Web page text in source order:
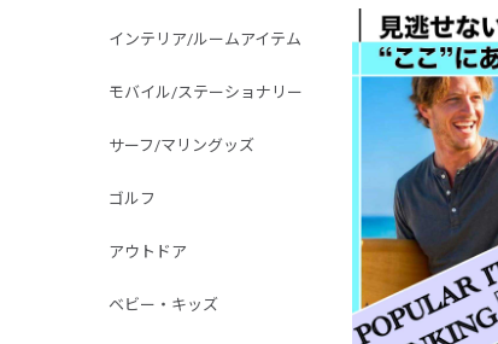
インテリア/ルームアイテム
モバイル/ステーショナリー
サーフ/マリングッズ
ゴルフ
アウトドア
ベビー・キッズ